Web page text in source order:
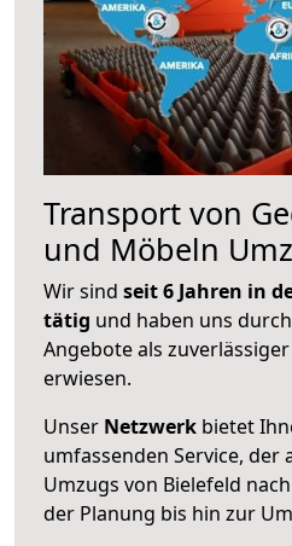
Transport von
und Möbeln
Wir sind seit 6 Jahren in
tätig und haben uns
Angebote als
erwiesen.
Unser Netzwerk bietet
umfassenden Service, der
Umzugs von Bielefeld
der Planung bis hin zur